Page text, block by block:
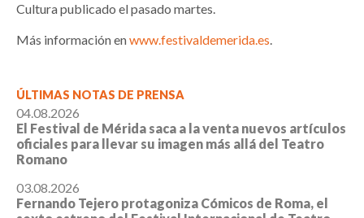
Cultura publicado el pasado martes.
Más información enwww.festivaldemerida.es.
ÚLTIMAS NOTAS DE PRENSA
04.08.2026
El Festival de Mérida saca a la venta nuevos artículos
oficiales para llevar su imagen más allá del Teatro
Romano
03.08.2026
Fernando Tejero protagoniza Cómicos de Roma, el